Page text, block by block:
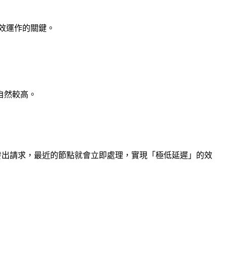
運作的關鍵。
較高。
請求，最近的節點就會立即處理，實現「極低延遲」的效